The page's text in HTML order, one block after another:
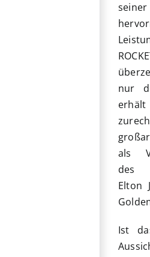
seiner
nur
als
des
Elton
Ist